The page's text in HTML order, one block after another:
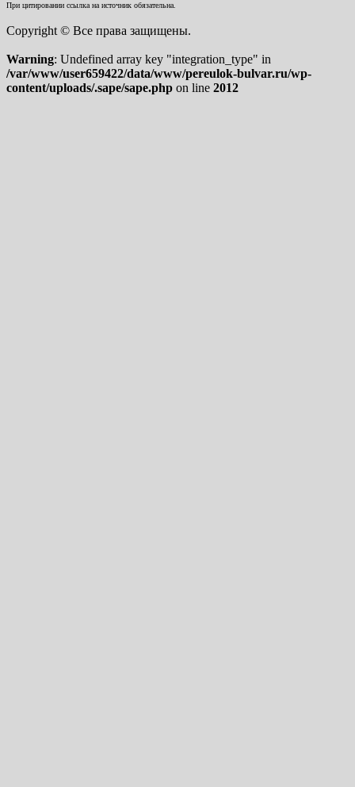
При цитировании ссылка на источник обязательна.
Copyright © Все права защищены.
Warning: Undefined array key "integration_type" in
/var/www/user659422/data/www/pereulok-bulvar.ru/wp-
content/uploads/.sape/sape.php on line 2012